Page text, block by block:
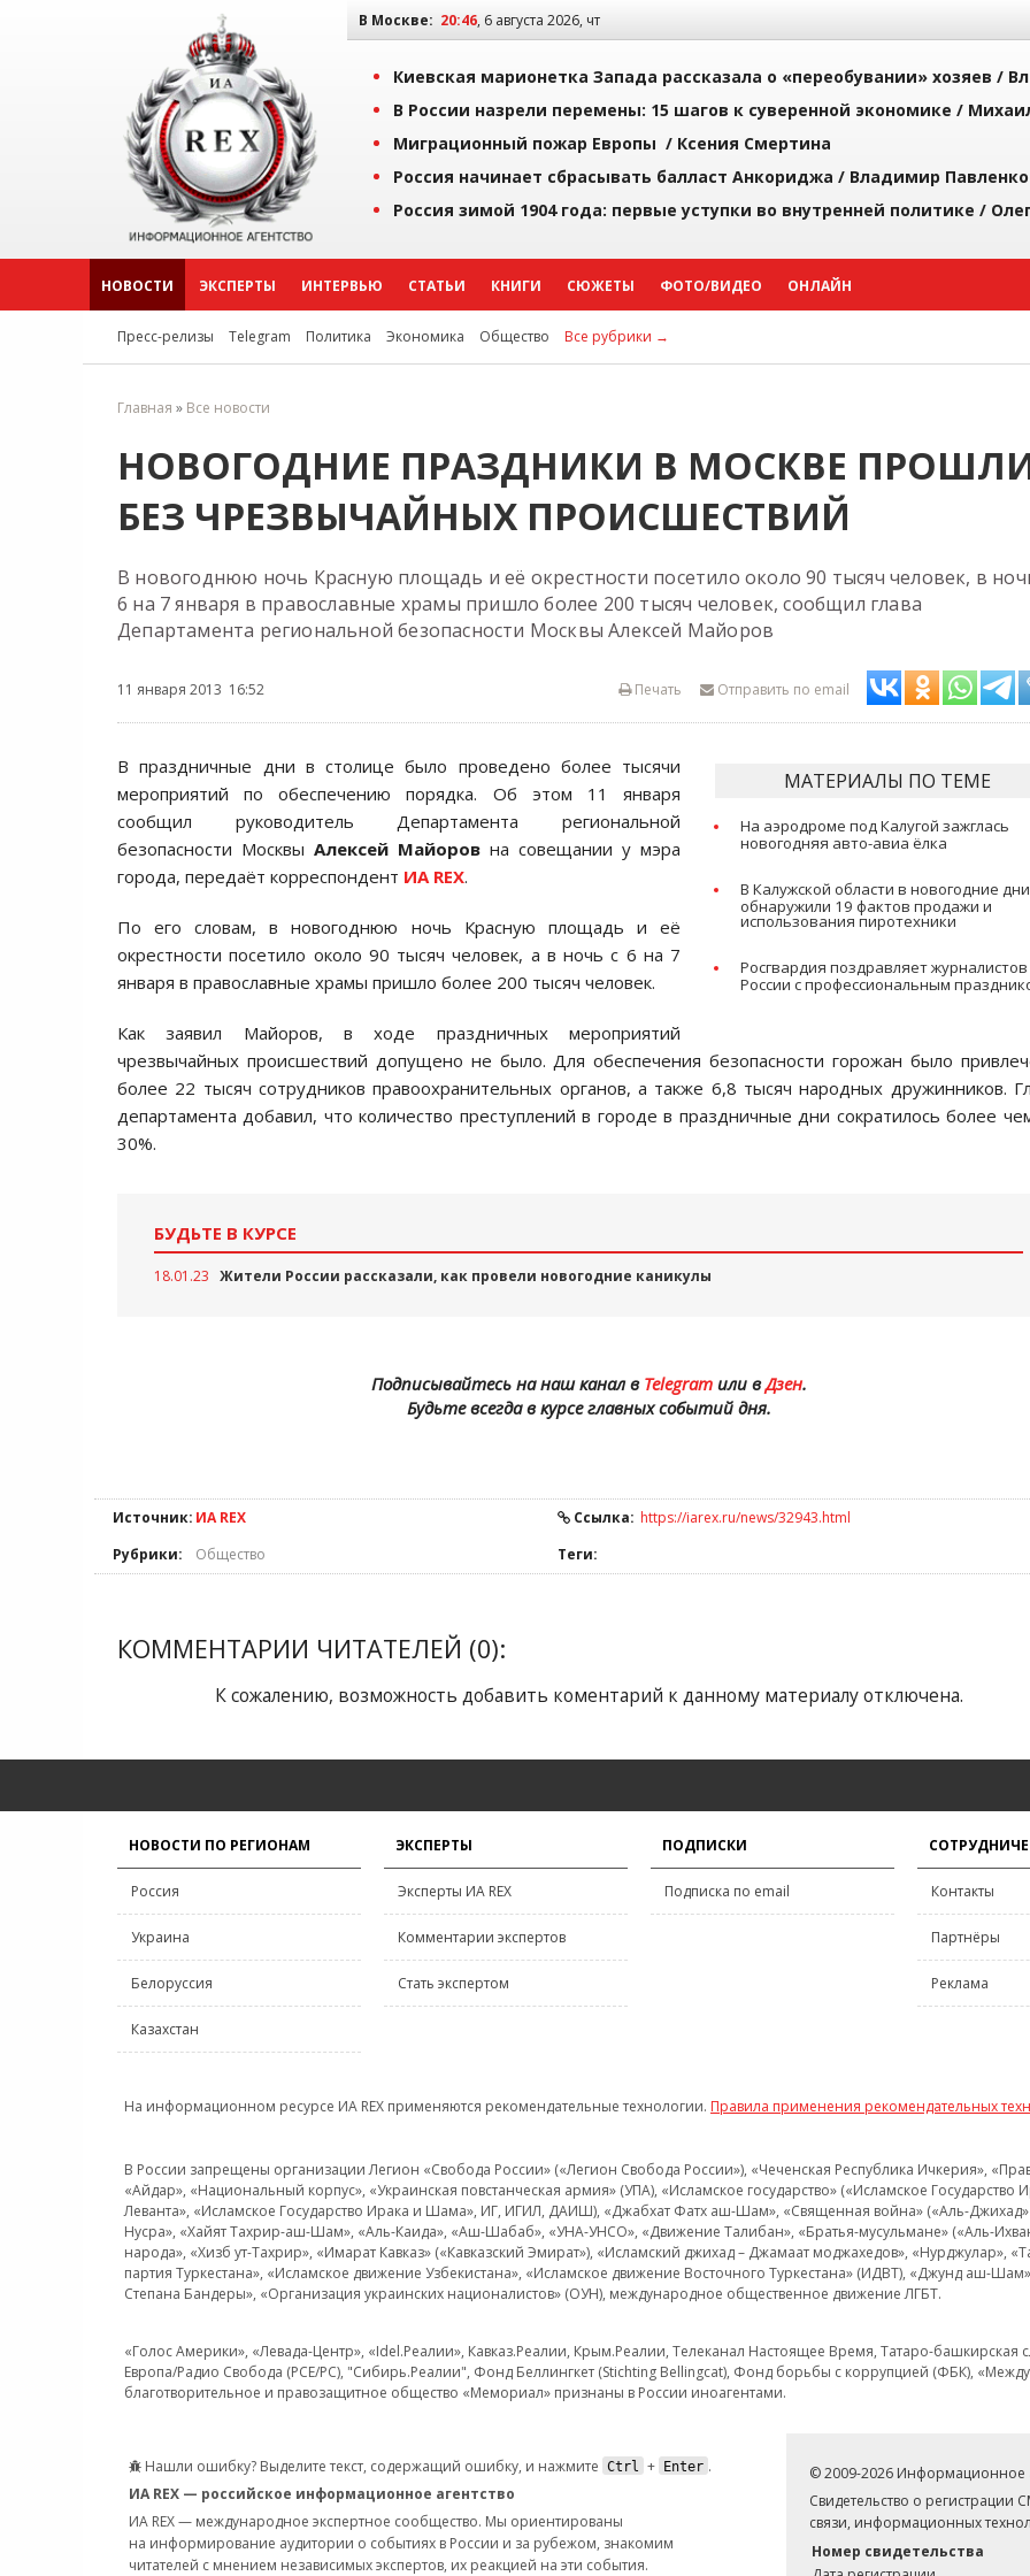
В Москве: 20:46, 6 августа 2026, чт
Киевская марионетка Запада рассказала о «переобувании» хозяев /
В России назрели перемены: 15 шагов к суверенной экономике /
Миграционный пожар Европы / Ксения Смертина
Россия начинает сбрасывать балласт Анкориджа / Владимир Павленко
Россия зимой 1904 года: первые уступки во внутренней политике /
НОВОСТИ ЭКСПЕРТЫ ИНТЕРВЬЮ СТАТЬИ КНИГИ СЮЖЕТЫ ФОТО/ВИДЕО ОНЛАЙН
Пресс-релизы Telegram Политика Экономика Общество Все рубрики →
Главная » Все новости
НОВОГОДНИЕ ПРАЗДНИКИ В МОСКВЕ
БЕЗ ЧРЕЗВЫЧАЙНЫХ ПРОИСШЕСТВИЙ
В новогоднюю ночь Красную площадь и её окрестности посетило около 90 тысяч человек, в
6 на 7 января в православные храмы пришло более 200 тысяч человек, сообщил глава
Департамента региональной безопасности Москвы Алексей Майоров
11 января 2013 16:52 Отправить по email
Печать
МАТЕРИАЛЫ ПО ТЕМЕ
На аэродроме под Калугой зажглась
новогодняя авто-авиа ёлка
В Калужской области в новогодние дни
обнаружили 19 фактов продажи и
использования пиротехники
Росгвардия поздравляет журналистов
России с профессиональным
В праздничные дни в столице было проведено более тысячи
мероприятий по обеспечению порядка. Об этом 11 января
сообщил руководитель Департамента региональной
безопасности Москвы Алексей Майоров на совещании у мэра
города, передаёт корреспондент ИА REX.
По его словам, в новогоднюю ночь Красную площадь и её
окрестности посетило около 90 тысяч человек, а в ночь с 6 на 7
января в православные храмы пришло более 200 тысяч человек.
Как заявил Майоров, в ходе праздничных мероприятий
чрезвычайных происшествий допущено не было. Для обеспечения безопасности горожан было
более 22 тысяч сотрудников правоохранительных органов, а также 6,8 тысяч народных дружинников.
департамента добавил, что количество преступлений в городе в праздничные дни сократилось более
30%.
БУДЬТЕ В КУРСЕ
18.01.23 Жители России рассказали, как провели новогодние каникулы
Подписывайтесь на наш канал в Telegramили вДзен.
Будьте всегда в курсе главных событий дня.
Источник: ИА REX Ссылка: https://iarex.ru/news/32943.html
Рубрики:
Общество Теги:
КОММЕНТАРИИ ЧИТАТЕЛЕЙ (0):
К сожалению, возможность добавить коментарий к данному материалу отключена.
НОВОСТИ ПО РЕГИОНАМ
Россия
Украина
Белоруссия
Казахстан
ЭКСПЕРТЫ
Эксперты ИА REX
Комментарии экспертов
Стать экспертом
ПОДПИСКИ
Подписка по email Контакты
Партнёры
Реклама
На информационном ресурсе ИА REX применяются рекомендательные технологии. Правила применения рекомендательных
В России запрещены организации Легион «Свобода России» («Легион Свобода России»), «Чеченская Республика Ичкерия»,
«Айдар», «Национальный корпус», «Украинская повстанческая армия» (УПА), «Исламское государство» («Исламское
Леванта», «Исламское Государство Ирака и Шама», ИГ, ИГИЛ, ДАИШ), «Джабхат Фатх аш-Шам», «Священная война» («Аль-Джихад»
Нусра», «Хайят Тахрир-аш-Шам», «Аль-Каида», «Аш-Шабаб», «УНА-УНСО», «Движение Талибан», «Братья-мусульмане» («Аль-
народа», «Хизб ут-Тахрир», «Имарат Кавказ» («Кавказский Эмират»), «Исламский джихад – Джамаат моджахедов», «Нурджулар»,
партия Туркестана», «Исламское движение Узбекистана», «Исламское движение Восточного Туркестана» (ИДВТ), «Джунд аш-
Степана Бандеры», «Организация украинских националистов» (ОУН), международное общественное движение ЛГБТ.
«Голос Америки», «Левада-Центр», «Idel.Реалии», Кавказ.Реалии, Крым.Реалии, Телеканал Настоящее Время, Татаро-
Европа/Радио Свобода (PCE/PC), "Сибирь.Реалии", Фонд Беллингкет (Stichting Bellingcat), Фонд борьбы с коррупцией (ФБК),
благотворительное и правозащитное общество «Мемориал» признаны в России иноагентами.
Нашли ошибку? Выделите текст, содержащий ошибку, и нажмите Ctrl + Enter .
ИА REX — российское информационное агентство
ИА REX — международное экспертное сообщество. Мы ориентированы
на информирование аудитории о событиях в России и за рубежом, знакомим
читателей с мнением независимых экспертов, их реакцией на эти события.
© 2009-2026 Информационное
Свидетельство о
связи, информационных
Номер свидетельства